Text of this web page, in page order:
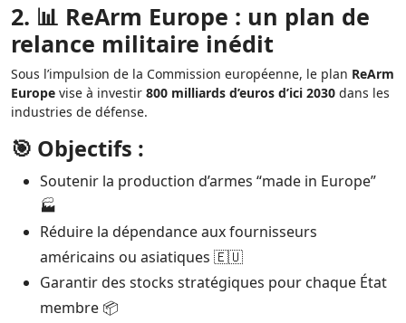
2. 📊 ReArm Europe : un plan de
relance militaire inédit
Sous l’impulsion de la Commission européenne, le plan ReArm
Europe vise à investir 800 milliards d’euros d’ici 2030 dans les
industries de défense.
🎯 Objectifs :
Soutenir la production d’armes “made in Europe”
🏭
Réduire la dépendance aux fournisseurs
américains ou asiatiques 🇪🇺
Garantir des stocks stratégiques pour chaque État
membre 📦